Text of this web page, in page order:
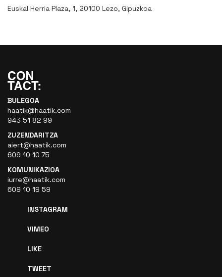
Euskal Herria Plaza, 1, 20100 Lezo, Gipuzkoa
BULEGOA
haatik@haatik.com
943 51 82 99
ZUZENDARITZA
aiert@haatik.com
609 10 10 75
KOMUNIKAZIOA
iurre@haatik.com
609 10 19 59
INSTAGRAM
VIMEO
LIKE
TWEET